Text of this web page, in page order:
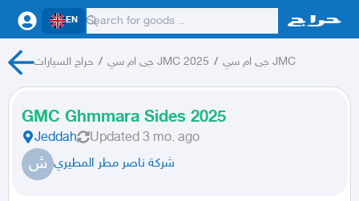
EN
حراج السيارات / جى ام سي JMC 2025 / جى ام سي JMC
GMC Ghmmara Sides 2025
Jeddah Updated 3 mo. ago
ش شركة ناصر مطر المطيري